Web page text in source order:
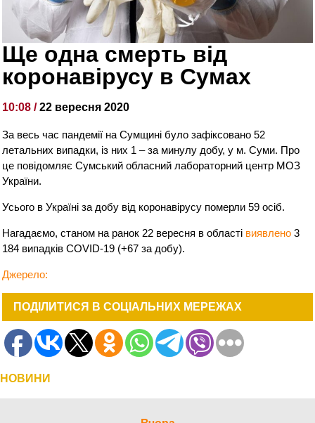
Ще одна смерть від
коронавірусу в Сумах
10:08 /22 вересня 2020
За весь час пандемії на Сумщині було зафіксовано 52
летальних випадки, із них 1 – за минулу добу, у м. Суми. Про
це повідомляє Сумський обласний лабораторний центр МОЗ
України.
Усього в Україні за добу від коронавірусу померли 59 осіб.
Нагадаємо, станом на ранок 22 вересня в області виявлено 3
184 випадків COVID-19 (+67 за добу).
Джерело:
ПОДІЛИТИСЯ В СОЦІАЛЬНИХ МЕРЕЖАХ
НОВИНИ